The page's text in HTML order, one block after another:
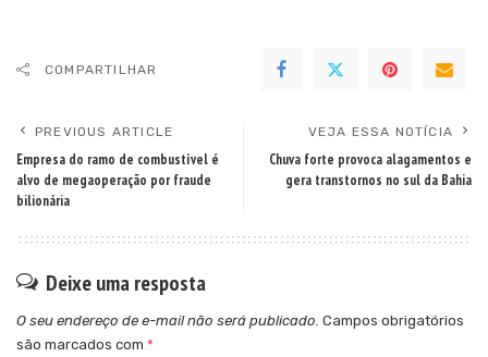
COMPARTILHAR
PREVIOUS ARTICLE
Empresa do ramo de combustível é
alvo de megaoperação por fraude
bilionária
VEJA ESSA NOTÍCIA
Chuva forte provoca alagamentos e
gera transtornos no sul da Bahia
Deixe uma resposta
O seu endereço de e-mail não será publicado. Campos obrigatórios
são marcados com *